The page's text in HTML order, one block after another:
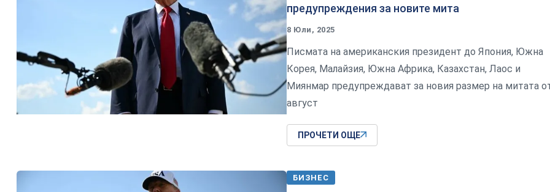
предупреждения за новите мита
8 Юли, 2025
Писмата на американския президент до Япония, Южна
Корея, Малайзия, Южна Африка, Казахстан, Лаос и
Миянмар предупреждават за новия размер на митата
август
ПРОЧЕТИ ОЩЕ
БИЗНЕС